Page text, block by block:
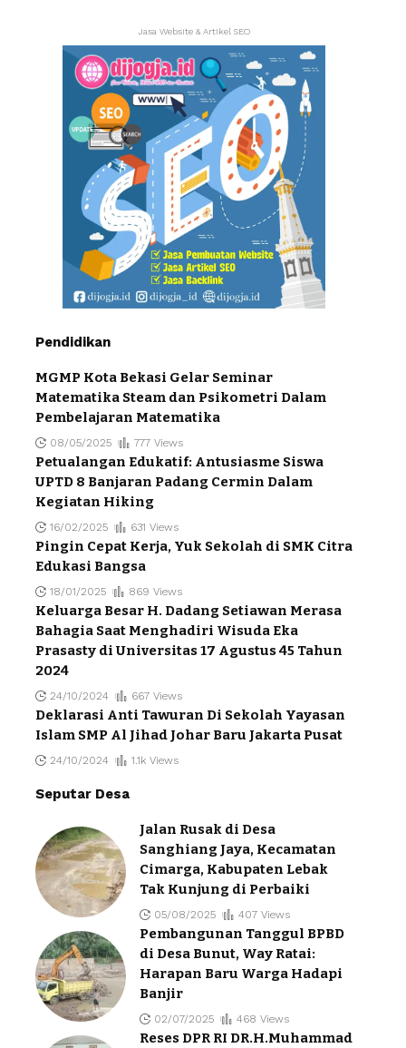
Jasa Website & Artikel SEO
Pendidikan
MGMP Kota Bekasi Gelar Seminar
Matematika Steam dan Psikometri Dalam
Pembelajaran Matematika
08/05/2025 777 Views
Petualangan Edukatif: Antusiasme Siswa
UPTD 8 Banjaran Padang Cermin Dalam
Kegiatan Hiking
16/02/2025 631 Views
Pingin Cepat Kerja, Yuk Sekolah di SMK Citra
Edukasi Bangsa
18/01/2025 869 Views
Keluarga Besar H. Dadang Setiawan Merasa
Bahagia Saat Menghadiri Wisuda Eka
Prasasty di Universitas 17 Agustus 45 Tahun
2024
24/10/2024 667 Views
Deklarasi Anti Tawuran Di Sekolah Yayasan
Islam SMP Al Jihad Johar Baru Jakarta Pusat
24/10/2024 1.1k Views
Seputar Desa
Jalan Rusak di Desa
Sanghiang Jaya, Kecamatan
Cimarga, Kabupaten Lebak
Tak Kunjung di Perbaiki
05/08/2025 407 Views
Pembangunan Tanggul BPBD
di Desa Bunut, Way Ratai:
Harapan Baru Warga Hadapi
Banjir
02/07/2025 468 Views
Reses DPR RI DR.H.Muhammad